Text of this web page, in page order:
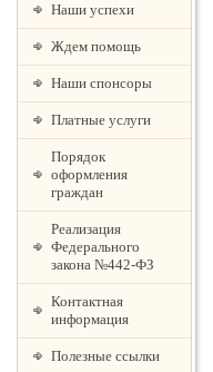
Наши успехи
Ждем помощь
Наши спонсоры
Платные услуги
Порядок
оформления
граждан
Реализация
Федерального
закона №442-ФЗ
Контактная
информация
Полезные ссылки